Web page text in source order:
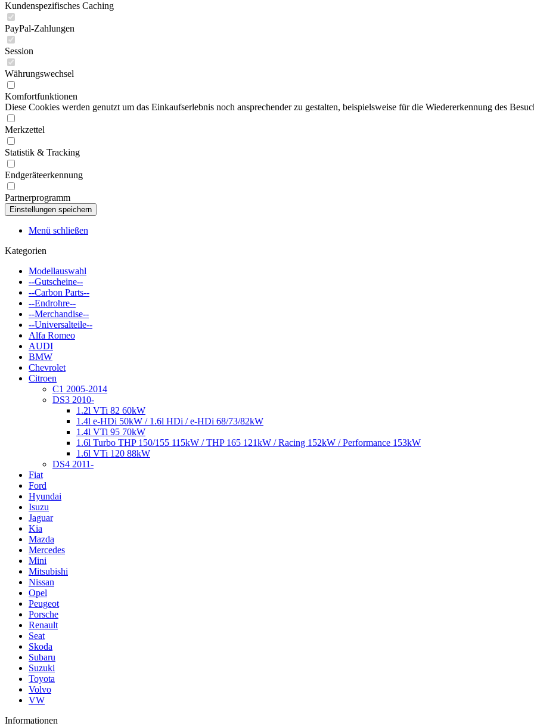
Kundenspezifisches Caching
PayPal-Zahlungen
Session
Währungswechsel
Komfortfunktionen
Diese Cookies werden genutzt um das Einkaufserlebnis noch ansprechender zu gestalten, beispielsweise für die Wiedererkennung des
Merkzettel
Statistik & Tracking
Endgeräteerkennung
Partnerprogramm
Menü schließen
Kategorien
Modellauswahl
--Gutscheine--
--Carbon Parts--
--Endrohre--
--Merchandise--
--Universalteile--
Alfa Romeo
AUDI
BMW
Chevrolet
Citroen
C1 2005-2014
DS3 2010-
1.2l VTi 82 60kW
1.4l e-HDi 50kW / 1.6l HDi / e-HDi 68/73/82kW
1.4l VTi 95 70kW
1.6l Turbo THP 150/155 115kW / THP 165 121kW / Racing 152kW / Performance 153kW
1.6l VTi 120 88kW
DS4 2011-
Fiat
Ford
Hyundai
Isuzu
Jaguar
Kia
Mazda
Mercedes
Mini
Mitsubishi
Nissan
Opel
Peugeot
Porsche
Renault
Seat
Skoda
Subaru
Suzuki
Toyota
Volvo
VW
Informationen